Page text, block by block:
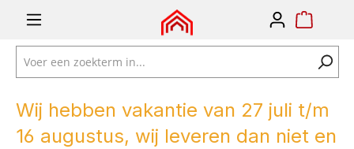
Ga naar de hoofdnavigatie
Wij hebben vakantie van 27 juli t/m
16 augustus, wij leveren dan niet en